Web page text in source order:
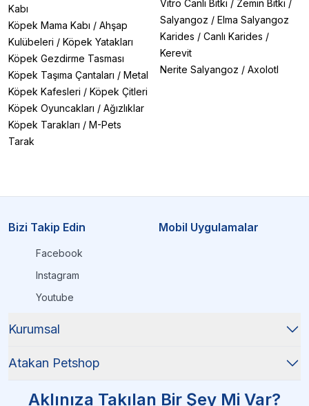
Kabı
Köpek Mama Kabı / Ahşap
Kulübeleri / Köpek Yatakları
Köpek Gezdirme Tasması
Köpek Taşıma Çantaları / Metal
Köpek Kafesleri / Köpek Çitleri
Köpek Oyuncakları / Ağızlıklar
Köpek Tarakları / M-Pets
Tarak
Vitro Canlı Bitki / Zemin Bitki /
Salyangoz / Elma Salyangoz
Karides / Canlı Karides /
Kerevit
Nerite Salyangoz / Axolotl
Bizi Takip Edin
Facebook
Instagram
Youtube
Mobil Uygulamalar
Kurumsal
Atakan Petshop
Aklınıza Takılan Bir Şey Mi Var?